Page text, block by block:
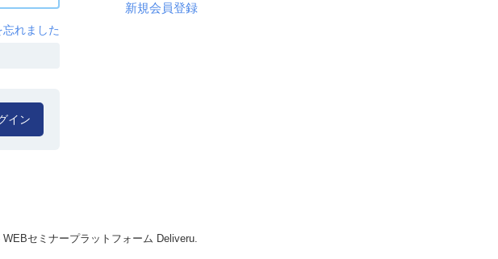
れました
イン
新規会員登録
セミナープラットフォーム Deliveru.